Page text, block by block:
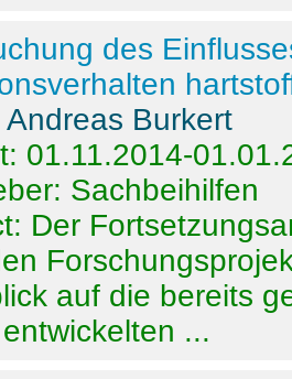
des
Andreas Burkert
01.11.2014-
Sachbeihilfen
Der
auf die bereits
...